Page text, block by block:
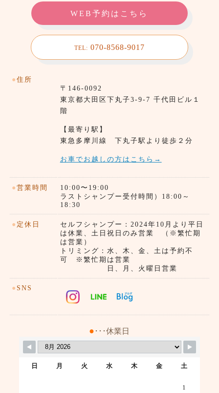
WEB予約はこちら
TEL: 070-8568-9017
● 住所
〒146-0092
東京都⼤田区下丸子3-9-7 千代田ビル１
階
【最寄り駅】
東急多摩川線 下丸子駅より徒歩２分
お車でお越しの方はこちら→
● 営業時間
10:00〜19:00
ラストシャンプー受付時間）18:00～
18:30
● 定休日
セルフシャンプー：2024年10月より平日
は休業、土日祝日のみ営業 （※繁忙期
は営業）
トリミング：水、木、金、土は予約不
可 ※繁忙期は営業
日、月、火曜日営業
● SNS
● ･･･休業日
日 月 火 水 木 金 土
1